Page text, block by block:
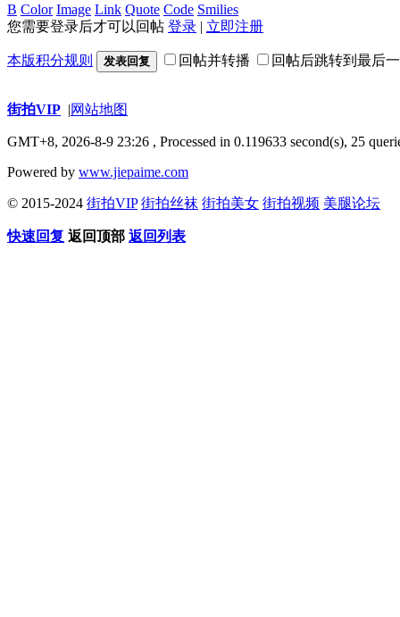
B Color Image Link Quote Code Smilies
您需要登录后才可以回帖 登录 | 立即注册
本版积分规则 发表回复 回帖并转播 回帖后跳转到最后
街拍VIP |网站地图
GMT+8, 2026-8-9 23:26 , Processed in 0.119633 second(s), 25
Powered by www.jiepaime.com
© 2015-2024 街拍VIP 街拍丝袜 街拍美女 街拍视频 美腿论坛
快速回复 返回顶部 返回列表